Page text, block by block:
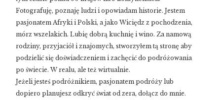
Fotografuję, poznaję ludzi i opowiadam historie. Jestem
pasjonatem Afryki i Polski, a jako Wiciędz z pochodzenia,
mórz wszelakich. Lubię dobrą kuchnię i wino. Za namową
rodziny, przyjaciół i znajomych, stworzyłem tą stronę aby
podzielić się doświadczeniem i zachęcić do podróżowania
po świecie. W realu, ale też wirtualnie.
Jeżeli jesteś podróżnikiem, pasjonatem podróży lub
dopiero planujesz odkryć świat od zera, dołącz do mnie.